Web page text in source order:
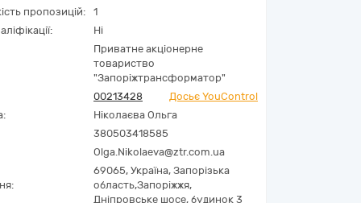
пропозицій:
1
Ні
Приватне акціонерне
товариство
"Запоріжтрансформатор"
00213428
Досьє YouControl
Ніколаєва Ольга
380503418585
Olga.Nikolaeva@ztr.com.ua
69065, Україна, Запорізька
область,Запоріжжя,
Дніпровське шосе, будинок 3